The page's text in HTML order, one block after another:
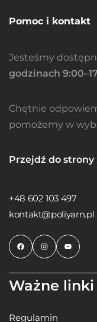
Pomoc i kontakt
Jesteśmy
godzinach
Chętnie
pomożemy w
Przejdź do
+48 602 103 497
kontakt@poliyarn.pl
Ważne linki
Regulamin